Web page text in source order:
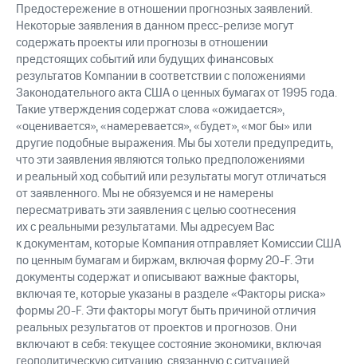
Предостережение в отношении прогнозных заявлений.
Некоторые заявления в данном пресс-релизе могут
содержать проекты или прогнозы в отношении
предстоящих событий или будущих финансовых
результатов Компании в соответствии с положениями
Законодательного акта США о ценных бумагах от 1995 года.
Такие утверждения содержат слова «ожидается»,
«оценивается», «намеревается», «будет», «мог бы» или
другие подобные выражения. Мы бы хотели предупредить,
что эти заявления являются только предположениями
и реальный ход событий или результаты могут отличаться
от заявленного. Мы не обязуемся и не намерены
пересматривать эти заявления с целью соотнесения
их с реальными результатами. Мы адресуем Вас
к документам, которые Компания отправляет Комиссии США
по ценным бумагам и биржам, включая форму20-F.Эти
документы содержат и описывают важные факторы,
включая те, которые указаны в разделе «Факторы риска»
формы20-F.Эти факторы могут быть причиной отличия
реальных результатов от проектов и прогнозов. Они
включают в себя: текущее состояние экономики, включая